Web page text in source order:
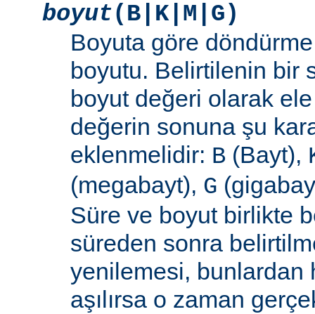
boyut(B|K|M|G)
Boyuta göre
boyutu. Belirtilenin bir
boyut değeri olarak ele
değerin sonuna şu
eklenmelidir: B (Bayt),
(megabayt), G
Süre ve boyut birlikte
süreden sonra
yenilemesi, bunlardan
aşılırsa o zaman